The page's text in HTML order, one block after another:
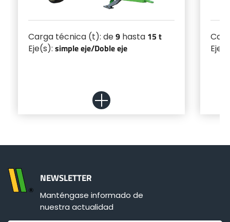
Carga técnica (t): de9 hasta 15 t
Eje(s): simple eje/Doble eje
Más información
NEWSLETTER
Manténgase informado de
nuestra actualidad